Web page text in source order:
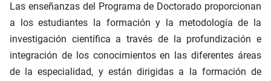
Las enseñanzas del Programa de Doctorado proporcionan
a los estudiantes la formación y la metodología de la
investigación científica a través de la profundización e
integración de los conocimientos en las diferentes áreas
de la especialidad, y están dirigidas a la formación de